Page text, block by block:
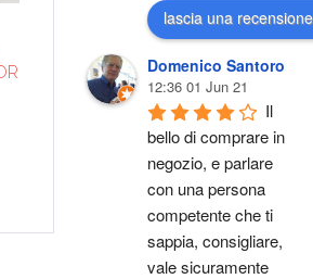
lascia una
Domenico Santoro
12:36 01 Jun 21
Il
bello di comprare in
negozio, e parlare
con una persona
competente che ti
sappia, consigliare,
vale sicuramente